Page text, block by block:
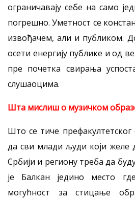
ограничавају себе на само
погрешно. Уметност се
извођачем, али и публиком.
осети енергију публике и од
пре почетка свирања
слушаоцима.
Шта мислиш о музичком
Што се тиче
да сви млади људи који желе
Србији и региону треба да
је Балкан једино место
могућност за стицање